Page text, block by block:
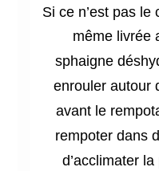
Si ce n’est pas
même livrée
sphaigne
enrouler autour
avant le
rempoter dans
d’acclimater